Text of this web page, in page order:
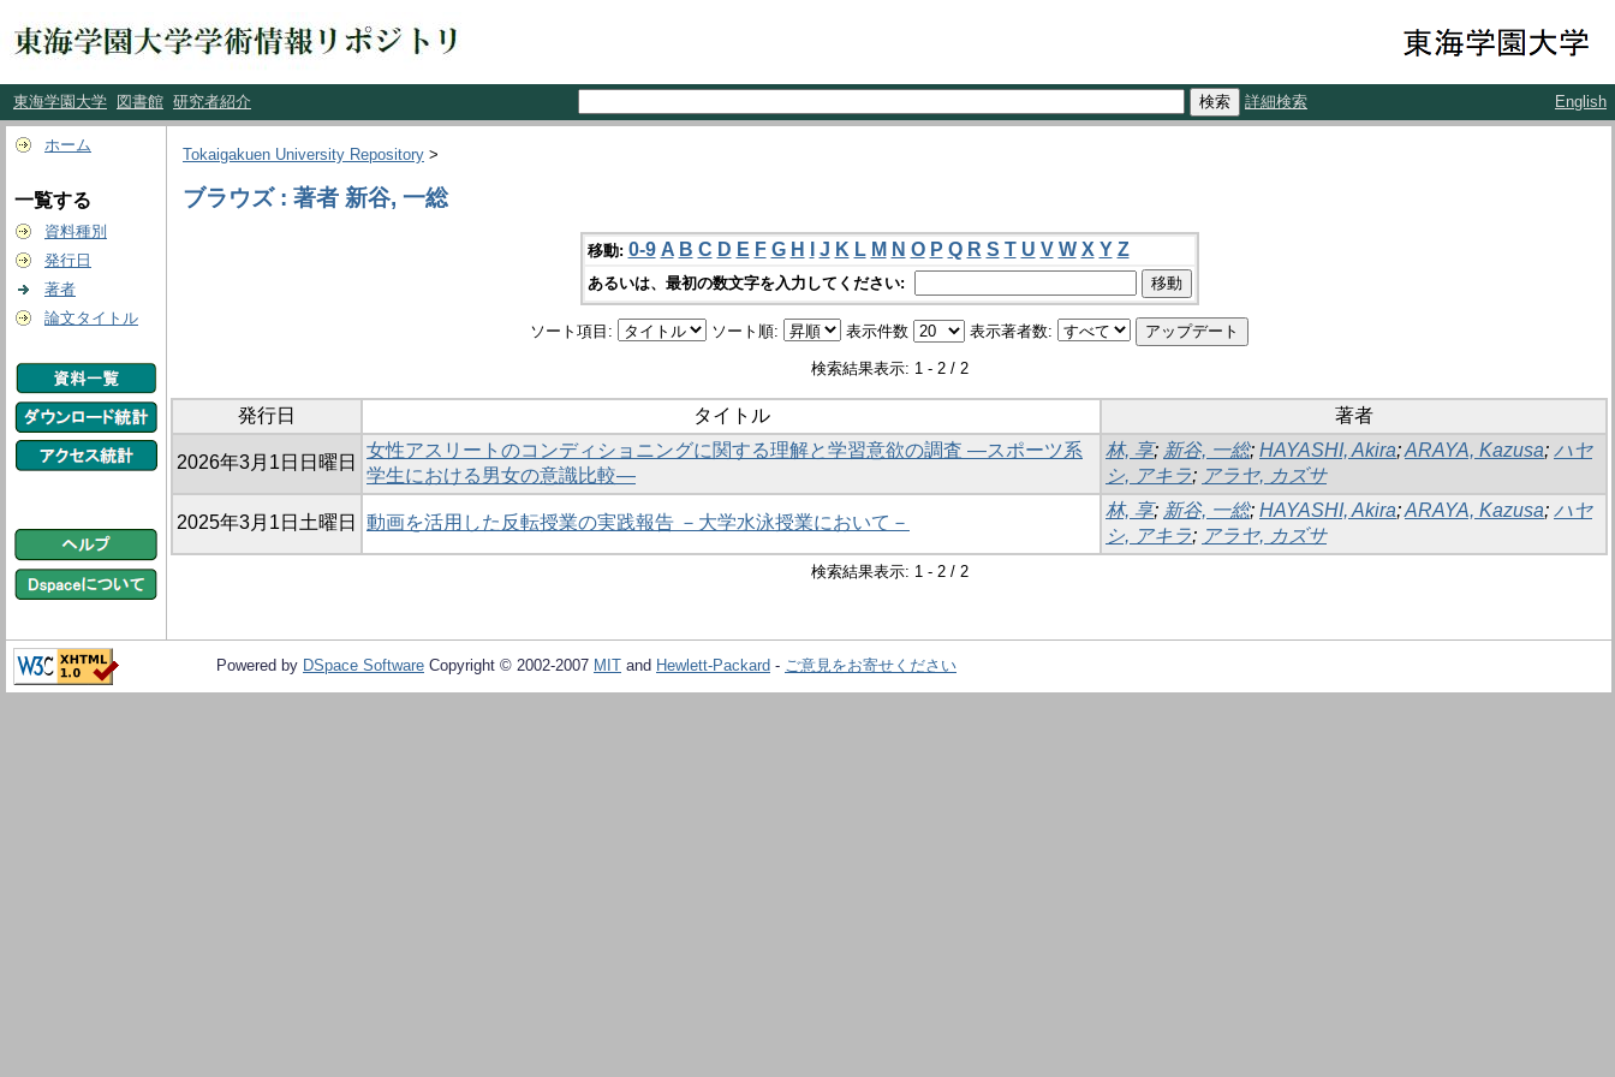
東海学園大学 図書館 研究者紹介 詳細検索 English
ホーム
一覧する
資料種別
発行日
著者
論文タイトル
Tokaigakuen University Repository >
ブラウズ : 著者 新谷, 一総
移動: 0-9 A B C D E F G H J K L M N O P Q R S T U V W X Y Z
あるいは、最初の数文字を入力してください:
ソート項目: ソート順: 表示件数 表示著者数:
検索結果表示: 1 - 2 / 2
発行日 タイトル 著者
2026年3月1日日曜日
女性アスリートのコンディショニングに関する理解と学習意欲の調査 ―スポーツ系
学生における男女の意識比較―
林, 享; 新谷, 一総; HAYASHI, Akira;ARAYA, Kazusa; ハヤ
シ, アキラ; アラヤ, カズサ
2025年3月1日土曜日 動画を活用した反転授業の実践報告 －大学水泳授業において－
林, 享; 新谷, 一総; HAYASHI, Akira;ARAYA, Kazusa; ハヤ
シ, アキラ; アラヤ, カズサ
検索結果表示: 1 - 2 / 2
Powered by DSpace Software Copyright © 2002-2007 MIT and Hewlett-Packard - ご意見をお寄せください